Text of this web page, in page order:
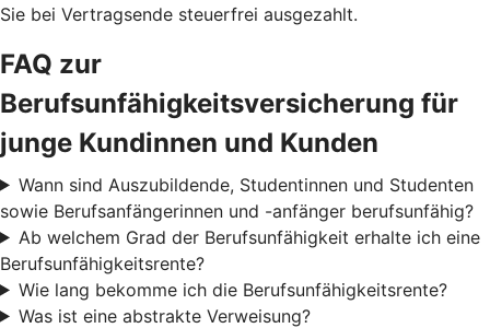
Sie bei Vertragsende steuerfrei ausgezahlt.
FAQ zur
Berufsunfähigkeitsversicherung für
junge Kundinnen und Kunden
Wann sind Auszubildende, Studentinnen und Studenten
sowie Berufsanfängerinnen und -anfänger berufsunfähig?
Ab welchem Grad der Berufsunfähigkeit erhalte ich eine
Berufsunfähigkeitsrente?
Wie lang bekomme ich die Berufsunfähigkeitsrente?
Was ist eine abstrakte Verweisung?